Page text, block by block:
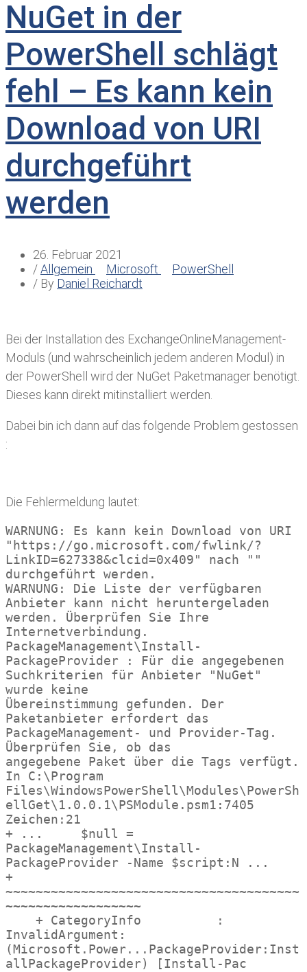
NuGet in der
PowerShell schlägt
fehl – Es kann kein
Download von URI
durchgeführt
werden
26. Februar 2021
/Allgemein Microsoft
PowerShell
/ By Daniel Reichardt
Bei der Installation des ExchangeOnlineManagement-
Moduls (und wahrscheinlich jedem anderen Modul) in
der PowerShell wird der NuGet Paketmanager benötigt.
Dieses kann direkt mitinstalliert werden.
Dabei bin ich dann auf das folgende Problem gestossen
:
Die Fehlermeldung lautet:
WARNUNG: Es kann kein Download von URI
"https://go.microsoft.com/fwlink/?
LinkID=627338&clcid=0x409" nach ""
durchgeführt werden.
WARNUNG: Die Liste der verfügbaren
Anbieter kann nicht heruntergeladen
werden. Überprüfen Sie Ihre
Internetverbindung.
PackageManagement\Install-
PackageProvider : Für die angegebenen
Suchkriterien für Anbieter "NuGet"
wurde keine
Übereinstimmung gefunden. Der
Paketanbieter erfordert das
PackageManagement- und Provider-Tag.
Überprüfen Sie, ob das
angegebene Paket über die Tags verfügt.
In C:\Program
Files\WindowsPowerShell\Modules\PowerSh
ellGet\1.0.0.1\PSModule.psm1:7405
Zeichen:21
+ ...     $null =
PackageManagement\Install-
PackageProvider -Name $script:N ...
+
~~~~~~~~~~~~~~~~~~~~~~~~~~~~~~~~~~~~~~~
~~~~~~~~~~~~~~~~~~
InvalidArgument:
(Microsoft.Power...PackageProvider:Inst
allPackageProvider) [Install-Pac